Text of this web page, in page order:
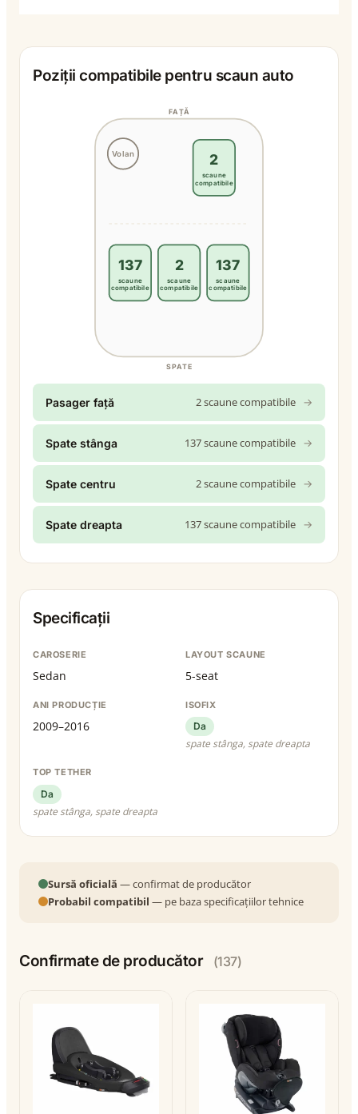
Poziții compatibile pentru scaun auto
Volan
FAȚĂ
SPATE
2
scaune
compatibile
137
scaune
compatibile
2
scaune
compatibile
137
scaune
compatibile
Pasager față 2 scaune compatibile →
Spate stânga 137 scaune compatibile →
Spate centru 2 scaune compatibile →
Spate dreapta 137 scaune compatibile →
Specificații
CAROSERIE
Sedan
LAYOUT SCAUNE
5-seat
ANI PRODUCȚIE
2009–2016
ISOFIX
Da
spate stânga, spate dreapta
TOP TETHER
Da
spate stânga, spate dreapta
Sursă oficială — confirmat de producător
Probabil compatibil — pe baza specificațiilor tehnice
Confirmate de producător (137)